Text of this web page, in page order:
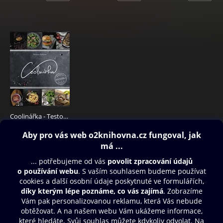
Coolinářka - Testováno na rodině
209 Kč
Obsah ke stažení
Moje O2 Knihovna
Další zábava